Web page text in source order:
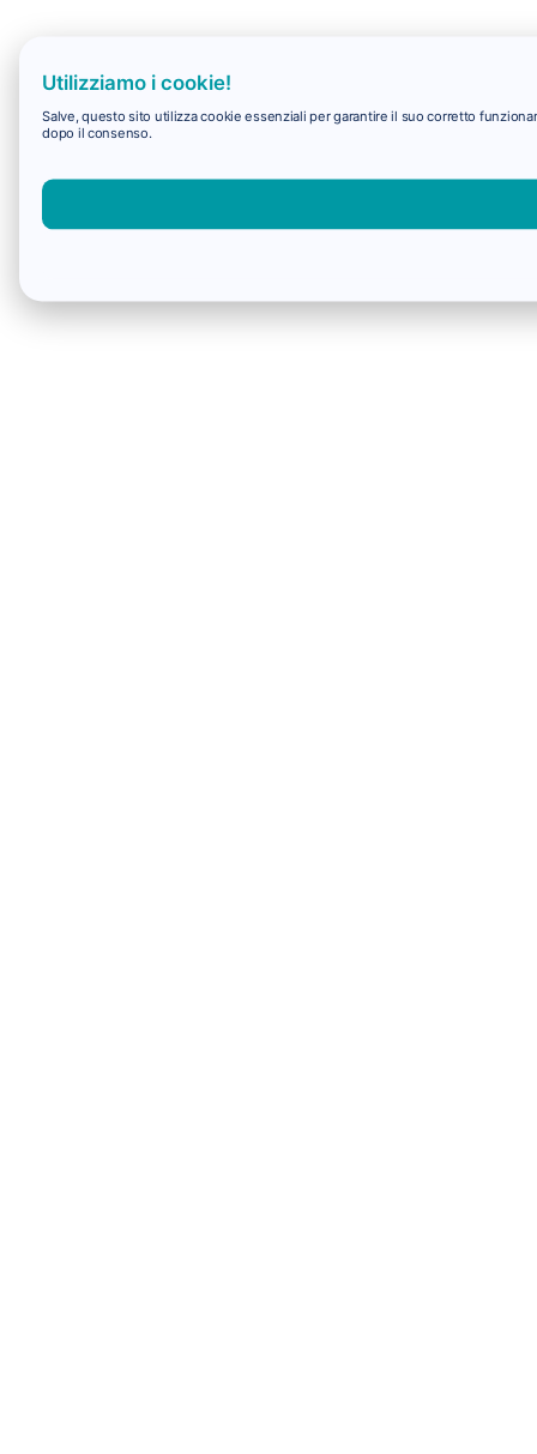
Utilizziamo i cookie!
Salve, questo sito utilizza cookie essenziali per garantire il suo corretto
dopo il consenso.